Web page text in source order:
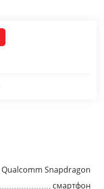
Qualcomm Snapdragon
смартфон